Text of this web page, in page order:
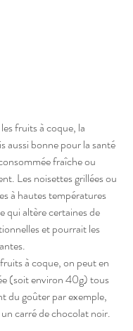
fruits à coque, la
aussi bonne pour la santé
fraîche ou
Les noisettes grillées ou
à hautes températures
qui altère certaines de
et pourrait les
à coque, on peut en
(soit environ 40g) tous
du goûter par exemple,
carré de chocolat noir.